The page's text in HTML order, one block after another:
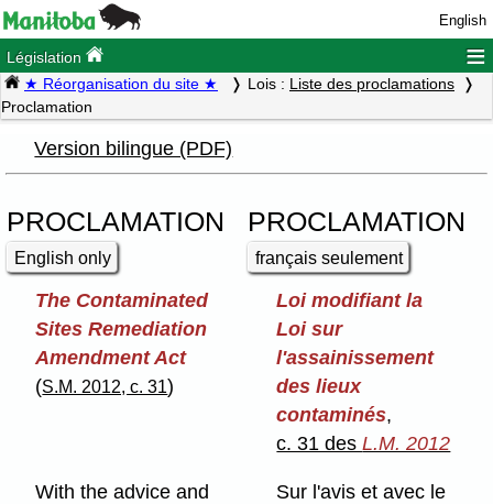
English
Législation ≡
★ Réorganisation du site ★ Lois : Liste des proclamations
Proclamation
Version bilingue (PDF)
PROCLAMATION
English only
PROCLAMATION
français seulement
The Contaminated
Sites Remediation
Amendment Act
(S.M. 2012, c. 31)
Loi modifiant la
Loi sur
l'assainissement
des lieux
contaminés,
c. 31 desL.M. 2012
With the advice and
Sur l'avis et avec le